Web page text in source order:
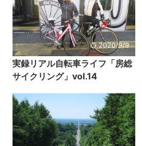
2020/9/9
実録リアル自転車ライフ「房総
サイクリング」vol.14